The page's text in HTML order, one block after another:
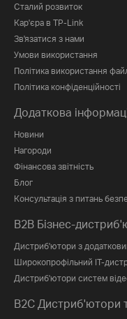
Сталий розвиток
Кар'єра в TP-Link
Зв'язатися з нами
Умови використання
Політика використання
Політика конфіденційності
Додаткова
Новини
Нагороди
Фінансова звітність
Блог
Консультація з питань
B2B Бізнес-
Дистриб'ютори з
Широкопрофільний IT-
Дистриб'ютори систем
B2C Дистриб'ютори